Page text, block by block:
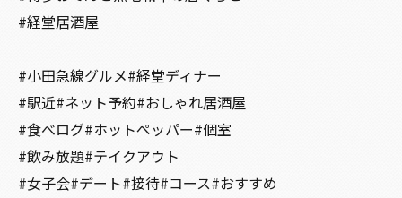
#経堂居酒屋
#小田急線グルメ#経堂ディナー
#駅近#ネット予約#おしゃれ居酒屋
#食べログ#ホットペッパー#個室
#飲み放題#テイクアウト
#女子会#デート#接待#コース#おすすめ